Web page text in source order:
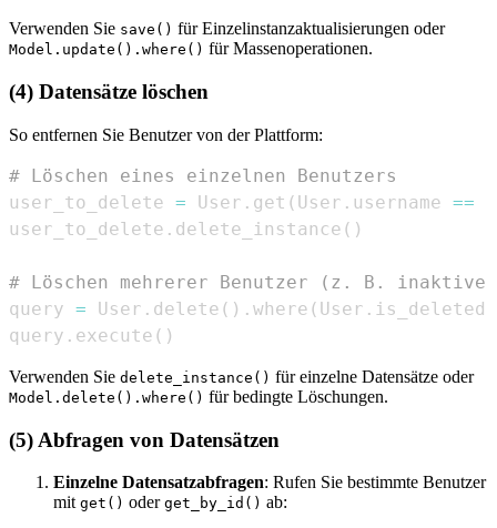
Verwenden Sie save() für Einzelinstanzaktualisierungen oder
Model.update().where() für Massenoperationen.
(4) Datensätze löschen
So entfernen Sie Benutzer von der Plattform:
# Löschen eines einzelnen Benutzers
user_to_delete = User . get ( User . username ==
user_to_delete . delete_instance ( )
# Löschen mehrerer Benutzer (z. B. inaktive
query = User . delete ( ) . where ( User . is_deleted
query . execute ( )
Verwenden Sie delete_instance() für einzelne Datensätze oder
Model.delete().where() für bedingte Löschungen.
(5) Abfragen von Datensätzen
Einzelne Datensatzabfragen: Rufen Sie bestimmte Benutzer
mit get() oder get_by_id() ab: